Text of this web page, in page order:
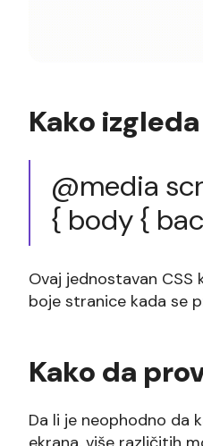
Kako
@media
{ body {
Ovaj jednostavan
boje stranice kada se
Kako da
Da li je neophodno da